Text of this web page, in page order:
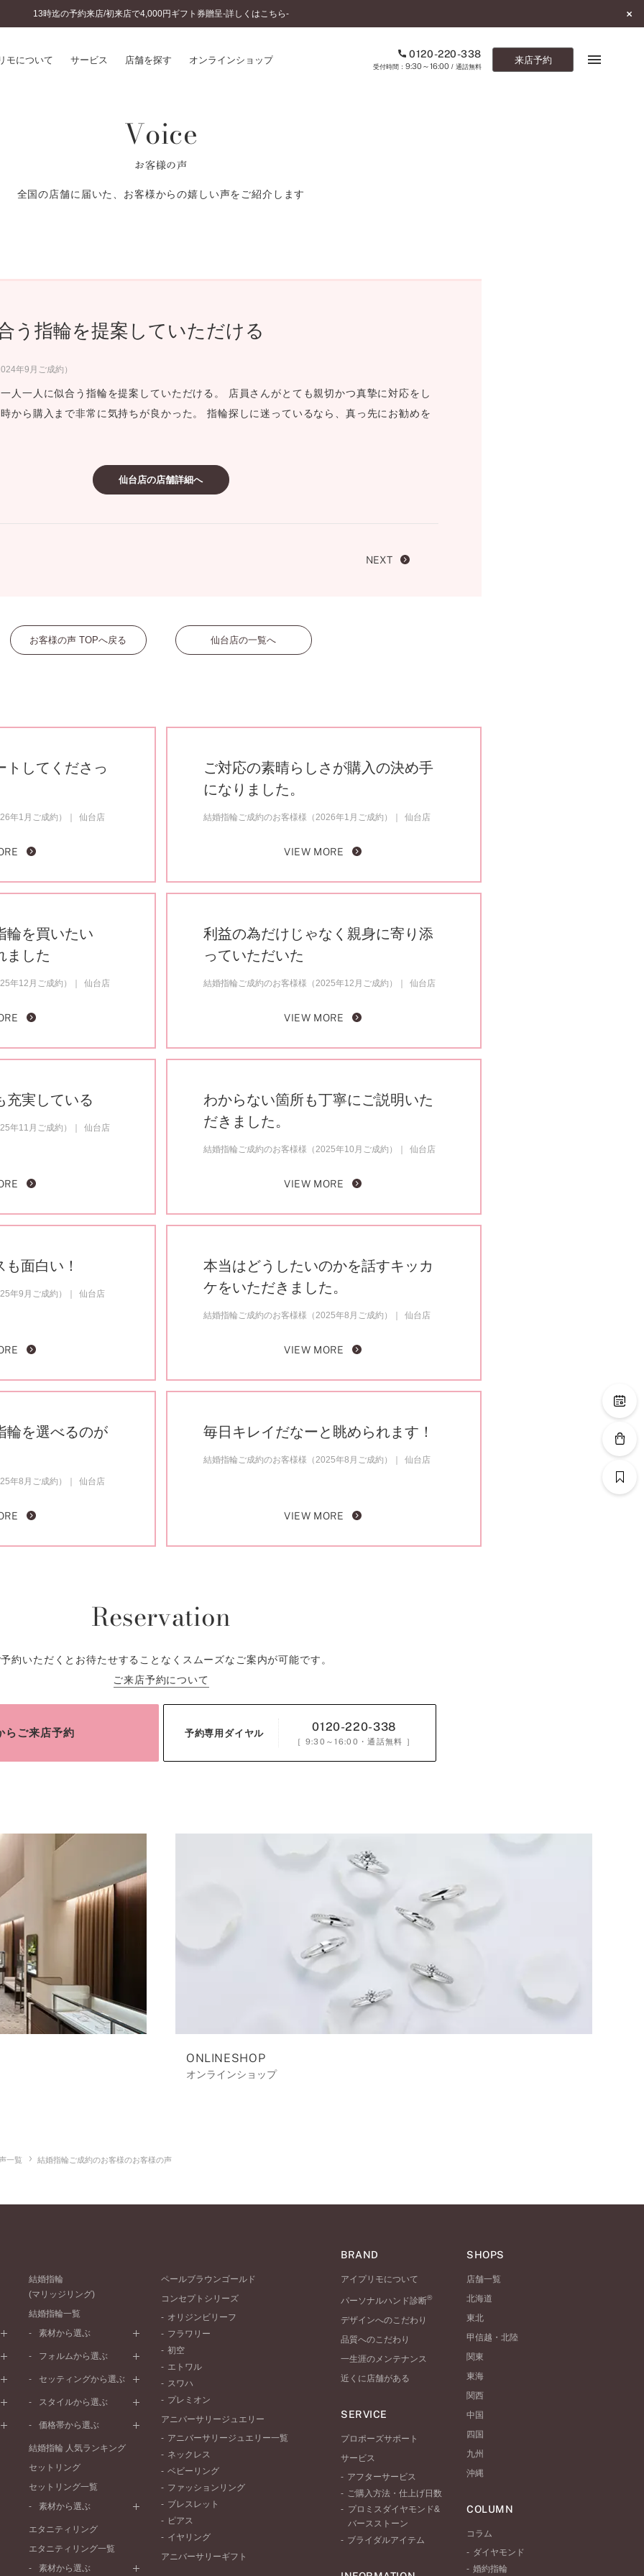
13時迄の予約来店/初来店で4,000円ギフト券贈呈-詳しくはこちら-
モについて サービス 店舗を探す オンラインショップ 0120-220-338
9:30～16:00/ 通話無料
来店予約
のこだわり
スダイヤモンド&バースストー
ーズサポート
婚約指輪とは
結婚指輪とは
セットリングとは
ショップブログ
Voice
お客様の声
全国の店舗に届いた、お客様からの嬉しい声をご紹介します
う指輪を提案していただける
年9月ご成約）
人一人に似合う指輪を提案していただける。 店員さんがとても親切かつ真摯に対応をし
から購入まで非常に気持ちが良かった。 指輪探しに迷っているなら、真っ先にお勧めを
仙台店の店舗詳細へ
NEXT
お客様の声 TOPへ戻る 仙台店の一覧へ
トしてくださっ
年1月ご成約） 仙台店
ご対応の素晴らしさが購入の決め手
になりました。
結婚指輪ご成約のお客様様（2026年1月ご成約） 仙台店
VIEW MORE
輪を買いたい
ました
年12月ご成約） 仙台店
利益の為だけじゃなく親身に寄り添
っていただいた
結婚指輪ご成約のお客様様（2025年12月ご成約） 仙台店
VIEW MORE
充実している
年11月ご成約） 仙台店
わからない箇所も丁寧にご説明いた
だきました。
結婚指輪ご成約のお客様様（2025年10月ご成約） 仙台店
VIEW MORE
面白い！
年9月ご成約） 仙台店
本当はどうしたいのかを話すキッカ
ケをいただきました。
結婚指輪ご成約のお客様様（2025年8月ご成約） 仙台店
VIEW MORE
輪を選べるのが
年8月ご成約） 仙台店
毎日キレイだなーと眺められます！
結婚指輪ご成約のお客様様（2025年8月ご成約） 仙台店
VIEW MORE
Reservation
約いただくとお待たせすることなくスムーズなご案内が可能です。
ご来店予約について
らご来店予約 予約専用ダイヤル 0120-220-338
［ 9:30～16:00 ・通話無料 ］
ONLINESHOP
オンラインショップ
一覧 結婚指輪ご成約のお客様のお客様の声
結婚指輪
(マリッジリング)
結婚指輪一覧
素材から選ぶ
プラチナ
ピンクゴールド
ペールブラウンゴールド
フォルムから選ぶ
ストレートライン
V字ライン
セッティングから選ぶ
プレーン
セベラルメレ
ラインメレ
スタイルから選ぶ
シンプル
モード
エレガント
ゴージャス
価格帯から選ぶ
50万円～
20万円～30万円
10万円～20万円
結婚指輪 人気ランキング
セットリング
セットリング一覧
素材から選ぶ
プラチナ
エタニティリング
エタニティリング一覧
素材から選ぶ
ペールブラウンゴールド
コンセプトシリーズ
オリジンビリーフ
フラワリー
初空
エトワル
スワハ
プレミオン
アニバーサリージュエリー
アニバーサリージュエリー一覧
ネックレス
ベビーリング
ファッションリング
ブレスレット
ピアス
イヤリング
アニバーサリーギフト
BRAND
アイプリモについて
パーソナルハンド診断®
デザインへのこだわり
品質へのこだわり
一生涯のメンテナンス
近くに店舗がある
SERVICE
プロポーズサポート
サービス
アフターサービス
ご購入方法・仕上げ日数
プロミスダイヤモンド&
バースストーン
ブライダルアイテム
SHOPS
店舗一覧
北海道
東北
甲信越・北陸
関東
東海
関西
中国
四国
九州
沖縄
COLUMN
コラム
ダイヤモンド
婚約指輪